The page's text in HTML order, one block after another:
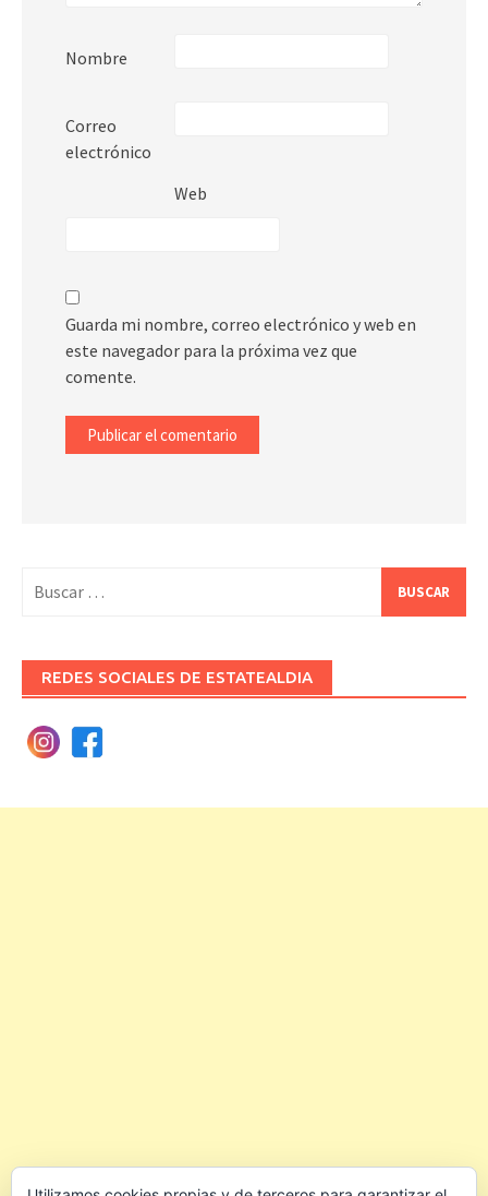
Nombre
Correo
electrónico
Web
Guarda mi nombre, correo electrónico y web en
este navegador para la próxima vez que
comente.
REDES SOCIALES DE ESTATEALDIA